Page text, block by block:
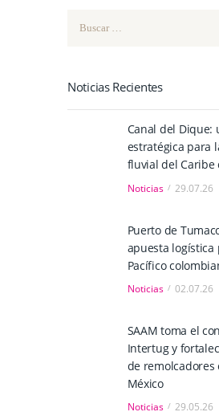
Noticias Recientes
Canal del Dique:
estratégica para
fluvial del Caribe
Noticias 29.07.26
Puerto de
apuesta logística
Pacífico
Noticias 02.07.26
SAAM toma el
Intertug y
de remolcadores
México
Noticias 29.05.26